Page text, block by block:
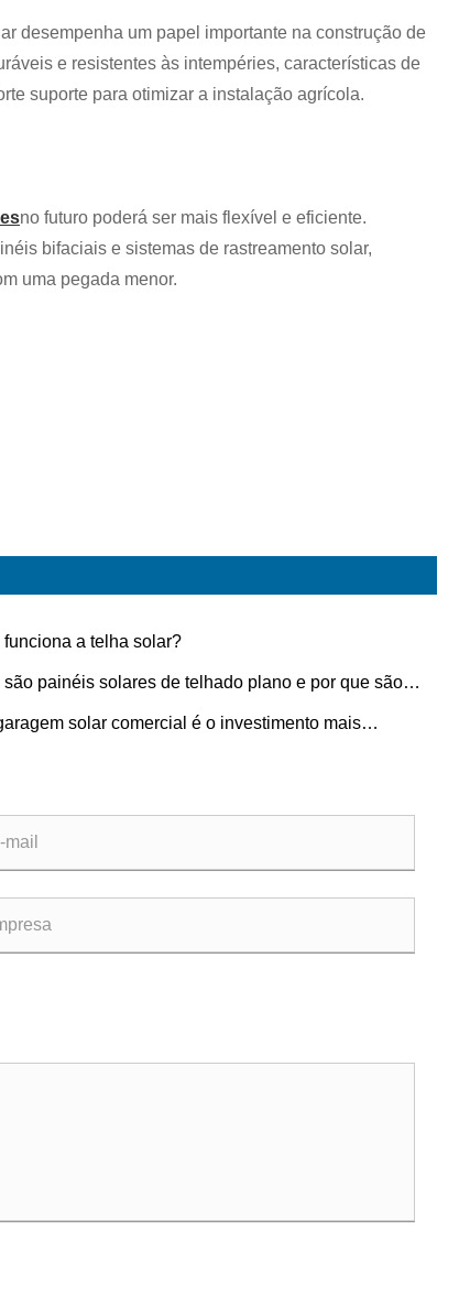
desempenha um papel importante na construção de
​​e resistentes às intempéries, características de
suporte para otimizar a instalação agrícola.
no futuro poderá ser mais flexível e eficiente.
bifaciais e sistemas de rastreamento solar,
uma pegada menor.
funciona a telha solar?
são painéis solares de telhado plano e por que são
edifícios modernos?
solar comercial é o investimento mais